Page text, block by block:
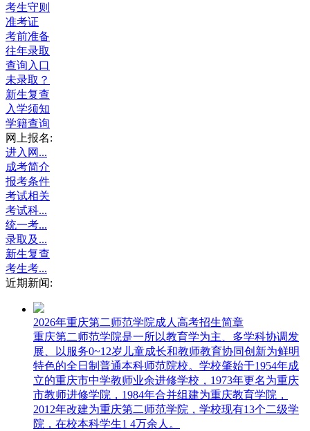
考生守则
准考证
考前准备
往年录取
查询入口
未录取？
新生复查
入学须知
学籍查询
网上报名:
进入网...
成考简介
报考条件
考试相关
考试科...
统一考...
录取及...
新生复查
考生考...
近期新闻:
2026年重庆第二师范学院成人高考招生简章
重庆第二师范学院是一所以教育学为主、多学科协调发
展、以服务0~12岁儿童成长和教师教育协同创新为鲜明
特色的全日制普通本科师范院校。学校肇始于1954年成
立的重庆市中学教师业余进修学校，1973年更名为重庆
市教师进修学院，1984年合并组建为重庆教育学院，
2012年改建为重庆第二师范学院，学校现有13个二级学
院，在校本科学生1 4万余人。